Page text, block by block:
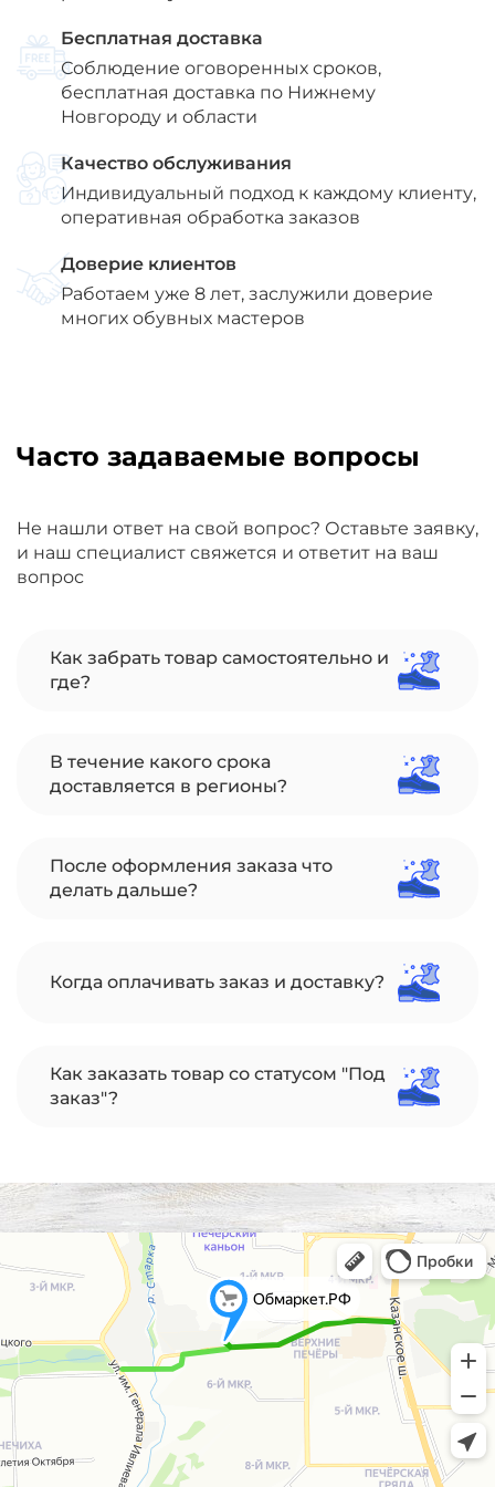
Бесплатная доставка
Соблюдение оговоренных сроков,
бесплатная доставка по Нижнему
Новгороду и области
Качество обслуживания
Индивидуальный подход к каждому клиенту,
оперативная обработка заказов
Доверие клиентов
Работаем уже 8 лет, заслужили доверие
многих обувных мастеров
Часто задаваемые вопросы
Не нашли ответ на свой вопрос? Оставьте заявку,
и наш специалист свяжется и ответит на ваш
вопрос
Как забрать товар самостоятельно и
где?
В течение какого срока
доставляется в регионы?
После оформления заказа что
делать дальше?
Когда оплачивать заказ и доставку?
Как заказать товар со статусом "Под
заказ"?